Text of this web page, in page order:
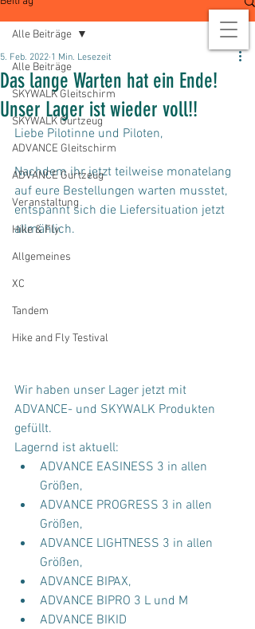
Alle Beiträge
SKYWALK Gleitschirm
SKYWALK Gurtzeug
ADVANCE Gleitschirm
ADVANCE Gurtzeug
Veranstaltung
Hike & Fly
Allgemeines
XC
Tandem
Hike and Fly Testival
Alle Beiträge
Das lange Warten hat ein Ende!
Unser Lager ist wieder voll!!
5. Feb. 2022 1 Min. Lesezeit
Liebe Pilotinne und Piloten,
Nachdem ihr jetzt teilweise monatelang
auf eure Bestellungen warten musstet,
entspannt sich die Liefersituation jetzt
allmählich.
Wir haben unser Lager jetzt mit
ADVANCE- und SKYWALK Produkten
gefüllt.
Lagernd ist aktuell:
ADVANCE EASINESS 3 in allen
Größen,
ADVANCE PROGRESS 3 in allen
Größen,
ADVANCE LIGHTNESS 3 in allen
Größen,
ADVANCE BIPAX,
ADVANCE BIPRO 3 L und M
ADVANCE BIKID